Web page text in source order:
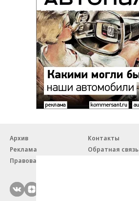
Архив
Контакты
Реклама
Обратная связь
Правовая информация